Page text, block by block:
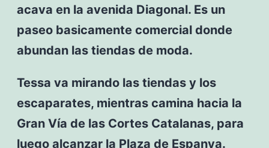
acava en la avenida Diagonal. Es un
paseo basicamente comercial donde
abundan las tiendas de moda.
Tessa va mirando las tiendas y los
escaparates, mientras camina hacia la
Gran Vía de las Cortes Catalanas, para
luego alcanzar la Plaza de Espanya.